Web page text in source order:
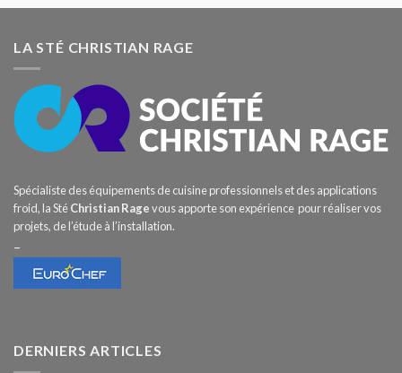
LA STÉ CHRISTIAN RAGE
Spécialiste des équipements de cuisine professionnels et des applications
froid, la StéChristian Ragevous apporte son expérience pour réaliser vos
projets, de l’étude à l’installation.
–
DERNIERS ARTICLES